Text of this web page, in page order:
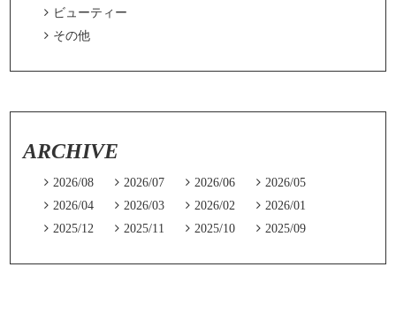
 ビューティー
 その他
ARCHIVE
 2026/08  2026/07  2026/06  2026/05
 2026/04  2026/03  2026/02  2026/01
 2025/12  2025/11  2025/10  2025/09